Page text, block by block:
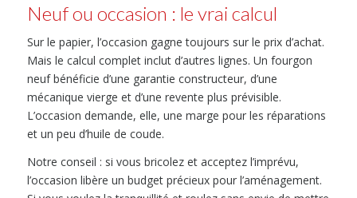
Neuf ou occasion : le vrai calcul
Sur le papier, l’occasion gagne toujours sur le prix d’achat.
Mais le calcul complet inclut d’autres lignes. Un fourgon
neuf bénéficie d’une garantie constructeur, d’une
mécanique vierge et d’une revente plus prévisible.
L’occasion demande, elle, une marge pour les réparations
et un peu d’huile de coude.
Notre conseil : si vous bricolez et acceptez l’imprévu,
l’occasion libère un budget précieux pour l’aménagement.